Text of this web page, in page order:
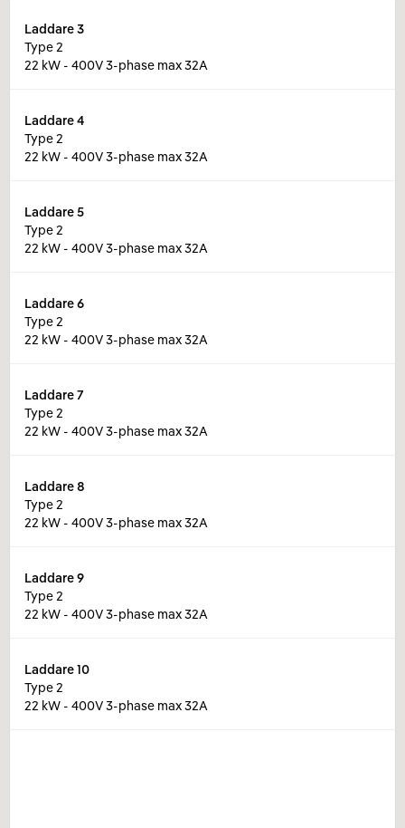
Laddare3
Type 2
22 kW - 400V 3-phase max 32A
Laddare4
Type 2
22 kW - 400V 3-phase max 32A
Laddare5
Type 2
22 kW - 400V 3-phase max 32A
Laddare6
Type 2
22 kW - 400V 3-phase max 32A
Laddare7
Type 2
22 kW - 400V 3-phase max 32A
Laddare8
Type 2
22 kW - 400V 3-phase max 32A
Laddare9
Type 2
22 kW - 400V 3-phase max 32A
Laddare10
Type 2
22 kW - 400V 3-phase max 32A